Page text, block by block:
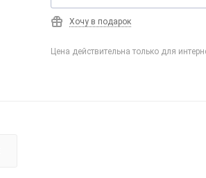
Хочу в подарок
Цена действительна только для